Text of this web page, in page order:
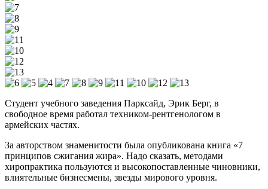
Студент учебного заведения Парксайд, Эрик Берг, в
свободное время работал техником-рентгенологом в
армейских частях.
За авторством знаменитости была опубликована книга «7
принципов сжигания жира». Надо сказать, методами
хиропрактика пользуются и высокопоставленные чиновники,
влиятельные бизнесмены, звезды мирового уровня.